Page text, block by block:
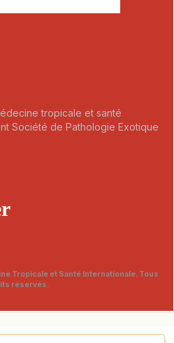
tropicale et santé
Société de Pathologie Exotique
Tropicale et Santé Internationale. Tous
réservés.